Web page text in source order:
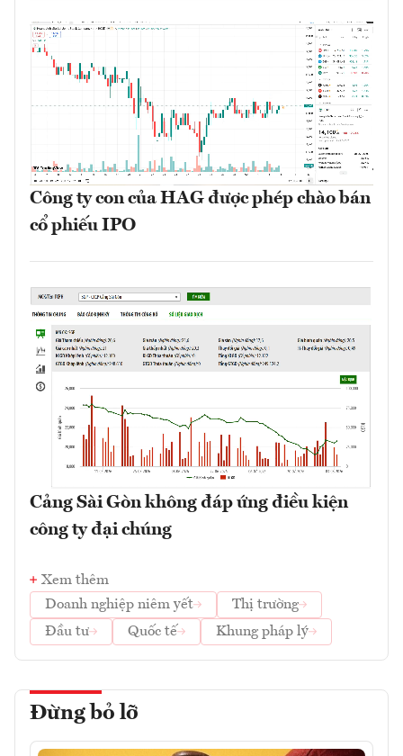
Công ty con của HAG được phép chào bán
cổ phiếu IPO
Cảng Sài Gòn không đáp ứng điều kiện
công ty đại chúng
Xem thêm
Doanh nghiệp niêm yết
Thị trường
Đầu tư
Quốc tế Khung pháp lý
Đừng bỏ lỡ